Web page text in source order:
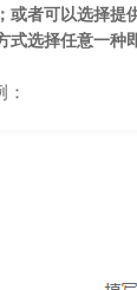
或者可以选择提
选择任意一种